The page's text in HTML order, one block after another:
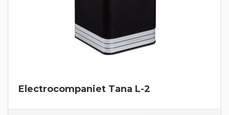
Electrocompaniet Tana L-2